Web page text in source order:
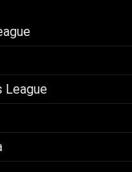
League